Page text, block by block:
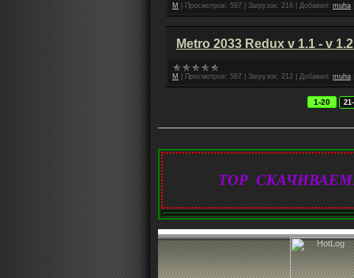
M Просмотров: 597 Загрузок: 216 Добавил: muha
Metro 2033 Redux v 1.1 - v
M Просмотров: 567 Загрузок: 212 Добавил: muha
1-20
TOP